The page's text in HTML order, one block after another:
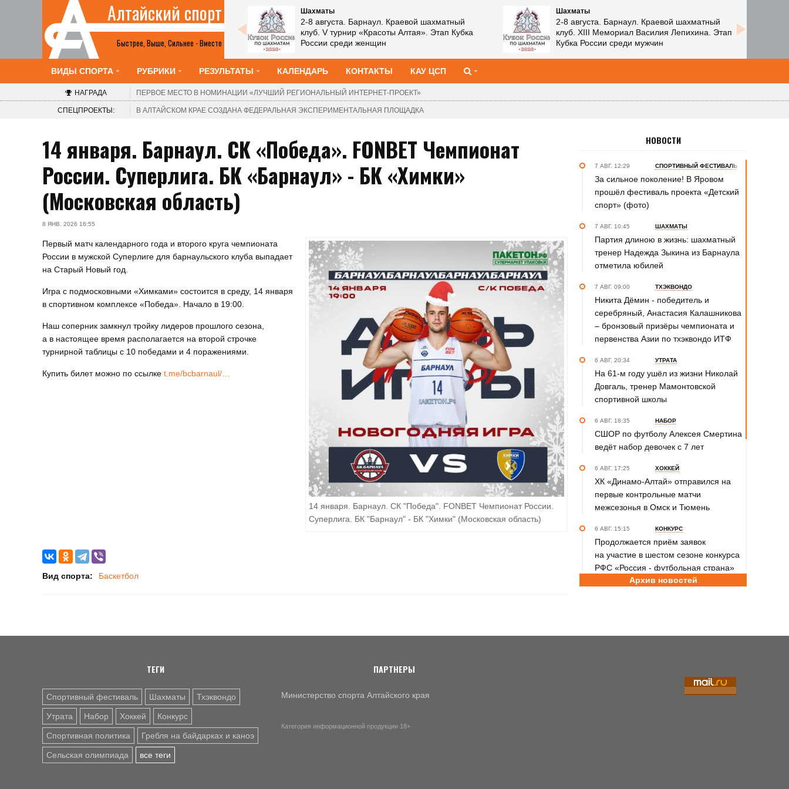
Быстрее, Выше, Сильнее - Вместе
Алтайский спорт
Все анонсы
Шахматы
2-8 августа. Барнаул. Краевой шахматный
клуб. V турнир «Красоты Алтая». Этап Кубка
России среди женщин
Шахматы
2-8 августа. Барнаул. Краевой шахматный
клуб. XIII Мемориал Василия Лепихина. Этап
Кубка России среди мужчин
ВИДЫ СПОРТА РУБРИКИ РЕЗУЛЬТАТЫ КАЛЕНДАРЬ КОНТАКТЫ КАУ ЦСП
НАГРАДА ПЕРВОЕ МЕСТО В НОМИНАЦИИ «ЛУЧШИЙ РЕГИОНАЛЬНЫЙ ИНТЕРНЕТ-ПРОЕКТ»
СПЕЦПРОЕКТЫ: В АЛТАЙСКОМ КРАЕ СОЗДАНА ФЕДЕРАЛЬНАЯ ЭКСПЕРИМЕНТАЛЬНАЯ ПЛОЩАДКА
14 января. Барнаул. СК «Победа». FONBET Чемпионат
России. Суперлига. БК «Барнаул» - БК «Химки»
(Московская область)
8 ЯНВ. 2026 16:55
14 января. Барнаул. СК "Победа". FONBET Чемпионат России.
Суперлига. БК "Барнаул" - БК "Химки" (Московская область)
Первый матч календарного года и второго круга чемпионата
России в мужской Суперлиге для барнаульского клуба выпадает
на Старый Новый год.
Игра с подмосковными «Химками» состоится в среду, 14 января
в спортивном комплексе «Победа». Начало в 19:00.
Наш соперник замкнул тройку лидеров прошлого сезона,
а в настоящее время располагается на второй строчке
турнирной таблицы с 10 победами и 4 поражениями.
Купить билет можно по ссылке t.me/bcbarnaul/…
Вид спорта: Баскетбол
НОВОСТИ
7 АВГ. 12:29 СПОРТИВНЫЙ ФЕСТИВАЛЬ
За сильное поколение! В Яровом
прошёл фестиваль проекта «Детский
спорт» (фото)
7 АВГ. 10:45 ШАХМАТЫ
Партия длиною в жизнь: шахматный
тренер Надежда Зыкина из Барнаула
отметила юбилей
7 АВГ. 09:00 ТХЭКВОНДО
Никита Дёмин - победитель и
серебряный, Анастасия Калашникова
– бронзовый призёры чемпионата и
первенства Азии по тхэквондо ИТФ
6 АВГ. 20:34 УТРАТА
На 61-м году ушёл из жизни Николай
Довгаль, тренер Мамонтовской
спортивной школы
6 АВГ. 18:35 НАБОР
СШОР по футболу Алексея Смертина
ведёт набор девочек с 7 лет
6 АВГ. 17:25 ХОККЕЙ
ХК «Динамо-Алтай» отправился на
первые контрольные матчи
межсезонья в Омск и Тюмень
6 АВГ. 15:15 КОНКУРС
Продолжается приём заявок
на участие в шестом сезоне конкурса
РФС «Россия - футбольная страна»
первенства России на счету
алтайских гребцов три медали
Архив новостей
ТЕГИ
Спортивный фестиваль Шахматы Тхэквондо
Утрата Набор Хоккей Конкурс
Спортивная политика Гребля на байдарках и каноэ
Сельская олимпиада все теги
ПАРТНЕРЫ
Министерство спорта Алтайского края
Категория информационной продукции 18+